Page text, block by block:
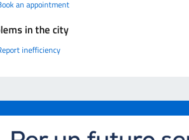
an appointment
in the city
inefficiency